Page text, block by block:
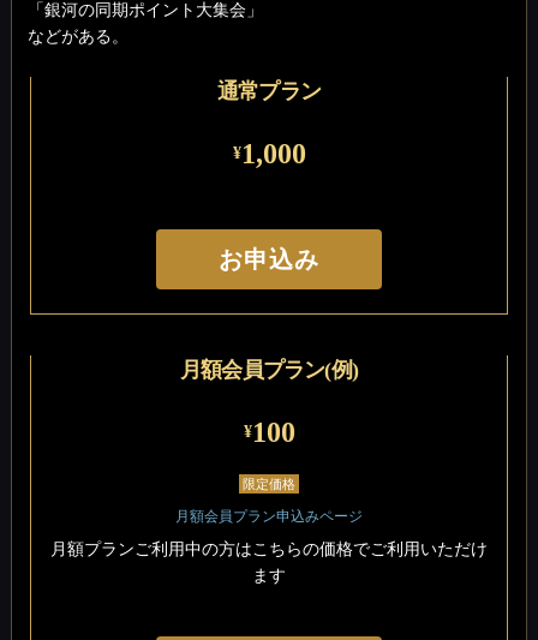
「銀河の同期ポイント大集会」
などがある。
通常プラン
¥1,000
お申込み
月額会員プラン(例)
¥100
限定価格
月額会員プラン申込みページ
月額プランご利用中の方はこちらの価格でご利用いただけ
ます